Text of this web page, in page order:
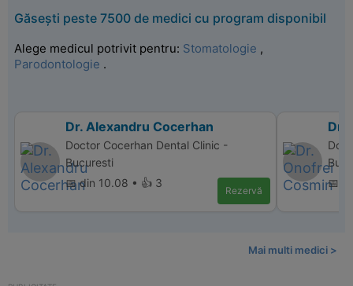
Găsești peste 7500 de medici cu program disponibil
Alege medicul potrivit pentru: Stomatologie ,
Parodontologie .
Dr. Alexandru Cocerhan
Doctor Cocerhan Dental Clinic -
Bucuresti
📅 din 10.08 • 👍 3
Rezervă
Dr.
📅
Mai multi medici >